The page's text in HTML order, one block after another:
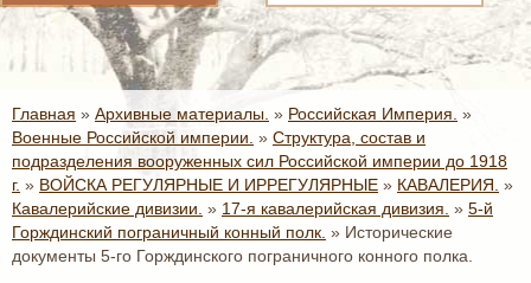
Главная » Архивные материалы. » Российская Империя. »
Военные Российской империи. » Структура, состав и
подразделения вооруженных сил Российской империи до 1918
г. » ВОЙСКА РЕГУЛЯРНЫЕ И ИРРЕГУЛЯРНЫЕ » КАВАЛЕРИЯ. »
Кавалерийские дивизии. » 17-я кавалерийская дивизия. » 5-й
Горждинский пограничный конный полк. » Исторические
документы 5-го Горждинского пограничного конного полка.